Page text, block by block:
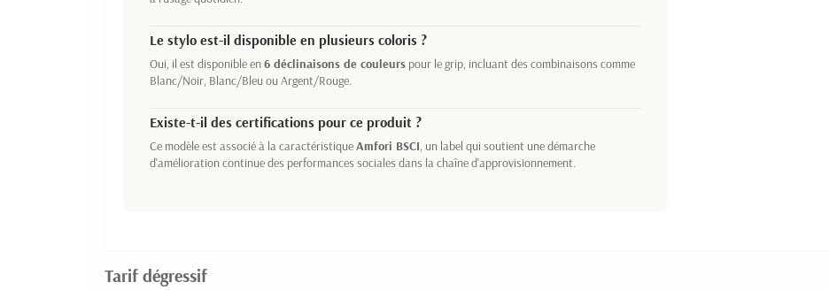
Le stylo est-il disponible en plusieurs coloris ?
Oui, il est disponible en6 déclinaisons de couleurs pour le grip, incluant des combinaisons comme
Blanc/Noir, Blanc/Bleu ou Argent/Rouge.
Existe-t-il des certifications pour ce produit ?
Ce modèle est associé à la caractéristiqueAmfori BSCI, un label qui soutient une démarche
d'amélioration continue des performances sociales dans la chaîne d'approvisionnement.
Tarif dégressif